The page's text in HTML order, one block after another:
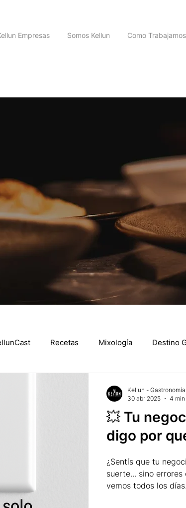
Empresas Somos Kellun Como Trabajamos
Recetas Mixología Destino
💥 Tu
digo por
¿Sentís que tu
suerte... sino errores
vemos todos los
Kellun -
30 abr 2025
4